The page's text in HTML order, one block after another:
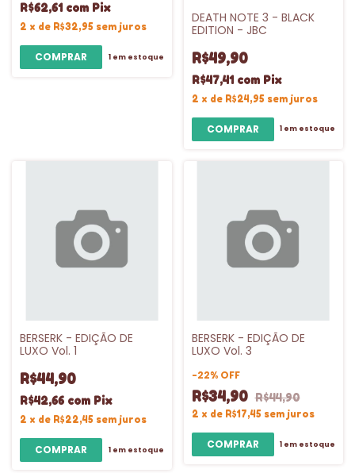
R$62,61 com Pix
2 x de R$32,95 sem juros
1em estoque
DEATH NOTE 3 - BLACK
EDITION - JBC
R$49,90
R$47,41 com Pix
2 x de R$24,95 sem juros
1 em estoque
BERSERK - EDIÇÃO DE
LUXO Vol. 1
R$44,90
R$42,66 com Pix
2 x de R$22,45 sem juros
1em estoque
BERSERK - EDIÇÃO DE
LUXO Vol. 3
-22% OFF
R$34,90 R$44,90
2 x de R$17,45 sem juros
1 em estoque